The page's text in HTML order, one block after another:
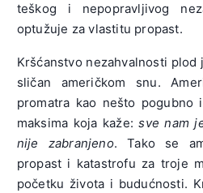
teškog i nepopravljivog
optužuje za vlastitu propast.
Kršćanstvo nezahvalnosti plod
sličan američkom snu.
promatra kao nešto pogubno
maksima koja kaže:sve nam
nije zabranjeno. Tako se
propast i katastrofu za troje
početku života i budućnosti.